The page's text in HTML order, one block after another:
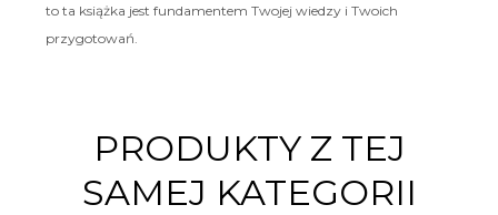
to ta książka jest fundamentem Twojej wiedzy i Twoich
przygotowań.
PRODUKTY Z TEJ
SAMEJ KATEGORII